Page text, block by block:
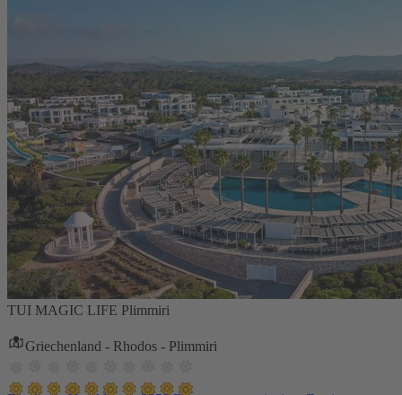
TUI MAGIC LIFE Plimmiri
Griechenland - Rhodos - Plimmiri